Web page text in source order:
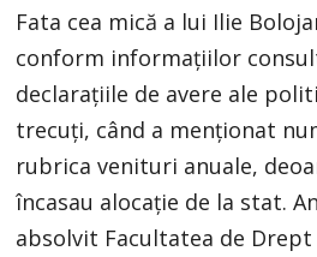
Fata cea mică a lui Ilie
conform informațiilor
declarațiile de avere ale
trecuți, când a menționat
rubrica venituri anuale,
încasau alocație de la stat.
absolvit Facultatea de